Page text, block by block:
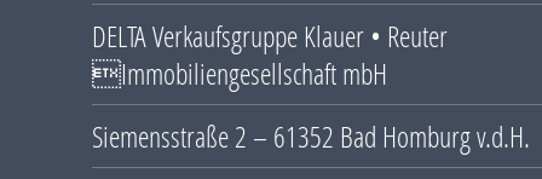
DELTA Verkaufsgruppe Klauer • Reuter
Immobiliengesellschaft mbH
Siemensstraße 2 – 61352 Bad Homburg v.d.H.